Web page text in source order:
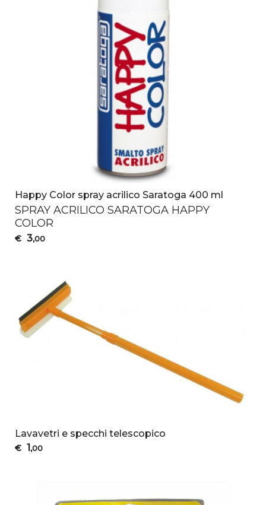
Happy Color spray acrilico Saratoga 400 ml
SPRAY ACRILICO SARATOGA HAPPY
COLOR
€ 3,00
Lavavetri e specchi telescopico
€ 1,00